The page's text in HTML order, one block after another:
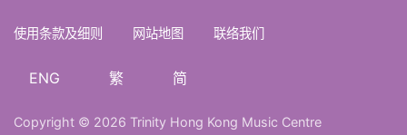
使用条款及细则 网站地图 联络我们
ENG 繁 简
Copyright © 2026 Trinity Hong Kong Music Centre